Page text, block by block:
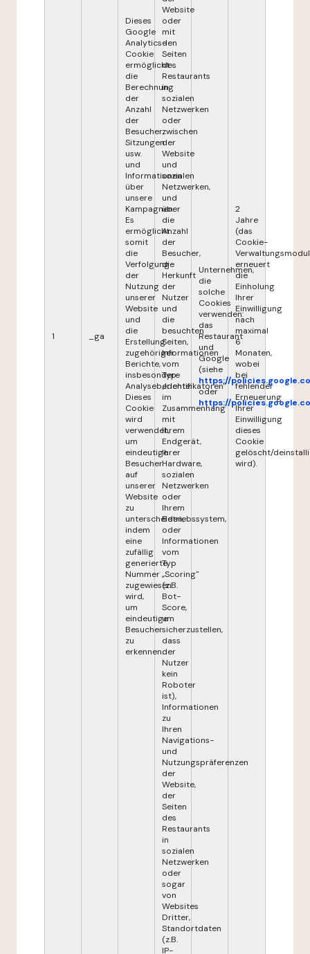
1 _ga
Dieses
Google
Analytics-
Cookie
ermöglicht
die
Berechnung
der
Anzahl
der
Besucher,
Sitzungen
usw.
und
Informationen
über
unsere
Kampagnen.
Es
ermöglicht
somit
die
Verfolgung
der
Nutzung
unserer
Website
und
die
Erstellung
zugehöriger
Berichte,
insbesondere
Analyseberichte.
Dieses
Cookie
wird
verwendet,
um
eindeutige
Besucher
auf
unserer
Website
zu
unterscheiden,
indem
eine
zufällig
generierte
Nummer
zugewiesen
wird,
um
eindeutige
Besucher
zu
erkennen.
Website
oder
mit
den
Seiten
des
Restaurants
in
sozialen
Netzwerken
oder
zwischen
der
Website
und
sozialen
Netzwerken,
und
über
die
Anzahl
der
Besucher,
die
Herkunft
der
Nutzer
und
die
besuchten
Seiten,
Informationen
vom
Typ
„Identifikatoren"
im
Zusammenhang
mit
Ihrem
Endgerät,
Ihrer
Hardware,
sozialen
Netzwerken
oder
Ihrem
Betriebssystem,
oder
Informationen
vom
Typ
„Scoring"
(z.B.
Bot-
Score,
um
sicherzustellen,
dass
der
Nutzer
kein
Roboter
ist),
Informationen
zu
Ihren
Navigations-
und
Nutzungspräferenzen
der
Website,
der
Seiten
des
Restaurants
in
sozialen
Netzwerken
oder
sogar
von
Websites
Dritter,
Standortdaten
(z.B.
IP-
Unternehmen,
die
solche
Cookies
verwenden:
das
Restaurant
und
Google
(siehe
https://
oder
https://
2
Jahre
(das
Cookie-
Verwaltungsmodul
erneuert
die
Einholung
Ihrer
Einwilligung
nach
maximal
6
Monaten,
wobei
bei
fehlender
Erneuerung
Ihrer
Einwilligung
dieses
Cookie
gelöscht/
wird).